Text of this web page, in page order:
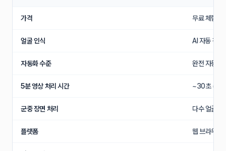
가격 무료 체험
얼굴 인식 AI 자동 감
자동화 수준 완전 자동
5분 영상 처리 시간 ~30초 (업
군중 장면 처리 다수 얼굴 동
플랫폼 웹 브라우저